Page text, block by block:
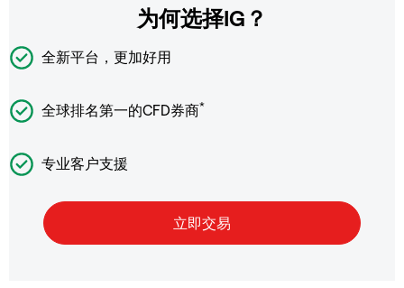
为何选择IG？
全新平台，更加好用
全球排名第一的CFD券商*
专业客户支援